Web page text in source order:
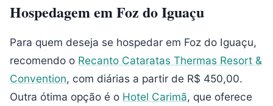
Hospedagem em Foz do Iguaçu
Para quem deseja se hospedar em Foz do Iguaçu,
recomendo o Recanto Cataratas Thermas Resort &
Convention, com diárias a partir de R$ 450,00.
Outra ótima opção é o Hotel Carimã, que oferece